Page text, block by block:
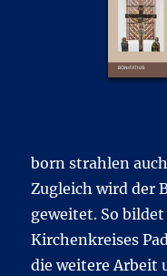
born strahlen
Zugleich wird der
geweitet. So
Kirchenkreises
die weitere Arbeit